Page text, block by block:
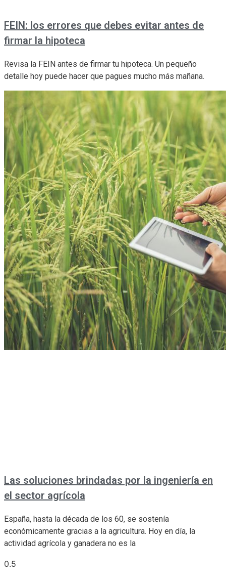
FEIN: los errores que debes evitar antes de
firmar la hipoteca
Revisa la FEIN antes de firmar tu hipoteca. Un pequeño
detalle hoy puede hacer que pagues mucho más mañana.
Las soluciones brindadas por la ingeniería en
el sector agrícola
España, hasta la década de los 60, se sostenía
económicamente gracias a la agricultura. Hoy en día, la
actividad agrícola y ganadera no es la